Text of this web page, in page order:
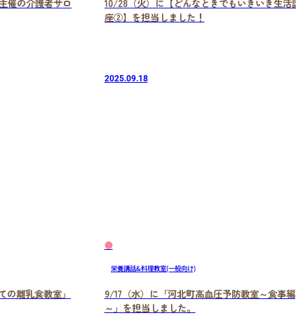
催の介護者サロ
10/28（火）に【どんなときでもいきいき生活
座②】を担当しました！
離乳食教室」
2025.09.18
●
栄養講話&料理教室(一般向け)
9/17（水）に「河北町高血圧予防教室～食事編
～」を担当しました。